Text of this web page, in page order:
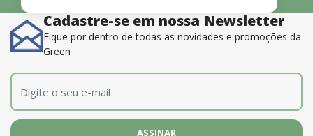
Cadastre-se em nossa Newsletter
Fique por dentro de todas as novidades e promoções da
Green
E-mail